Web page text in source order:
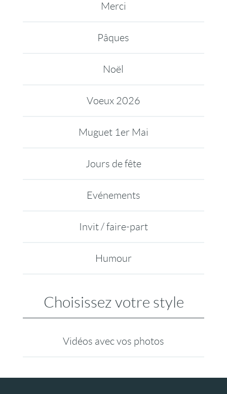
Merci
Pâques
Noël
Voeux 2026
Muguet 1er Mai
Jours de fête
Evénements
Invit / faire-part
Humour
Choisissez votre style
Vidéos avec vos photos